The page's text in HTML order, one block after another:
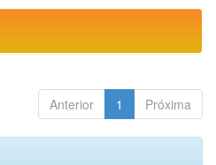
Anterior 1 Próxima